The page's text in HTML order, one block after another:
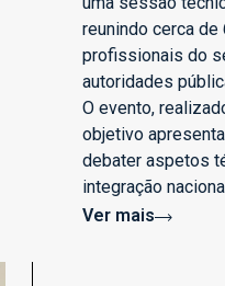
reunindo cerca
profissionais do
autoridades
O evento,
objetivo
debater aspetos
integração
Ver mais